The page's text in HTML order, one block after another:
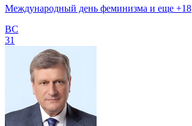
Международный день феминизма и еще +18
ВС
31